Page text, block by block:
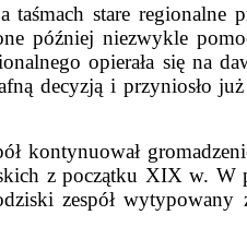
taśmach stare
później niezwykle
opierała się
decyzją i przyniosło
kontynuował
z początku XIX w. W
zespół